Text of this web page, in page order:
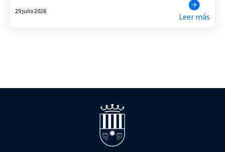
29 julio 2026
Leer más